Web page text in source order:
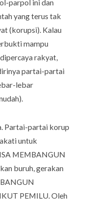
parpol ini dan
yang terus tak
(korupsi). Kalau
mampu
rakyat,
partai-partai
lebar
Partai-partai korup
untuk
MEMBANGUN
buruh, gerakan
PEMILU. Oleh